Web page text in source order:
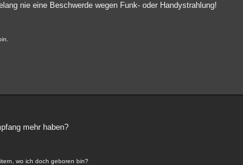
nie eine Beschwerde wegen Funk- oder Handystrahlung!
mehr haben?
wo ich doch geboren bin?